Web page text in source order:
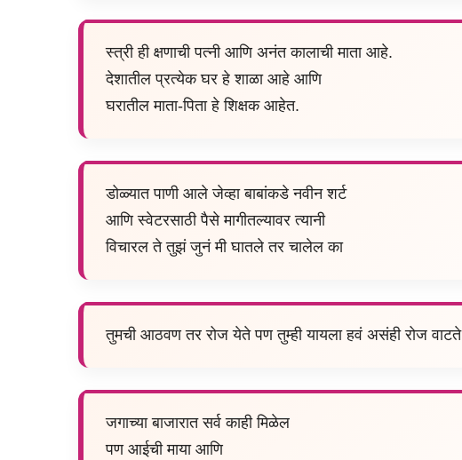
स्त्री ही क्षणाची पत्नी आणि अनंत कालाची माता आहे.
देशातील प्रत्येक घर हे शाळा आहे आणि
घरातील माता-पिता हे शिक्षक आहेत.
डोळ्यात पाणी आले जेव्हा बाबांकडे नवीन शर्ट
आणि स्वेटरसाठी पैसे मागीतल्यावर त्यानी
विचारल ते तुझं जुनं मी घातले तर चालेल का
तुमची आठवण तर रोज येते पण तुम्ही यायला हवं असंही रोज वाटते
जगाच्या बाजारात सर्व काही मिळेल
पण आईची माया आणि